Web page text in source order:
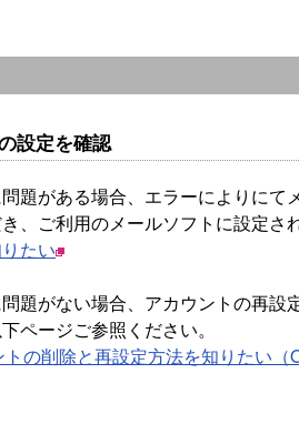
設定を確認
題がある場合、エラーによりにて
、ご利用のメールソフトに設定さ
たい
題がない場合、アカウントの再設
ページご参照ください。
の削除と再設定方法を知りたい（